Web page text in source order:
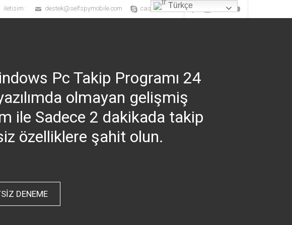
Facebookinstagram
Twitter
iletisim : destek@selfspymobile.com casustelefon
Pc Takip Programı 24
olmayan gelişmiş
ile Sadece 2 dakikada takip
özelliklere şahit olun.
DENEME
Türkçe